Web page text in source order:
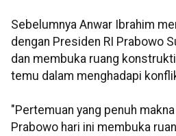
Sebelumnya Anwar Ibrahim
dengan Presiden RI Prabowo
dan membuka ruang
temu dalam menghadapi
"Pertemuan yang penuh
Prabowo hari ini membuka